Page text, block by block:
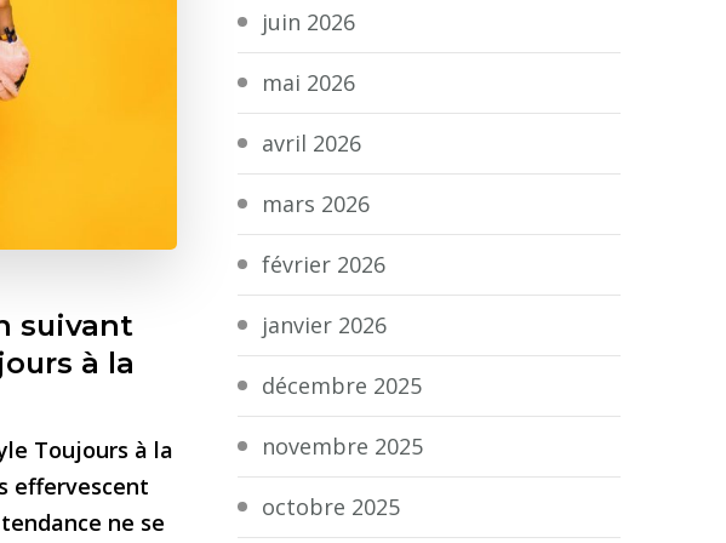
suivant
à la
Toujours à la
effervescent
ne se
juin 2026
mai 2026
avril 2026
mars 2026
février 2026
janvier 2026
décembre 2025
novembre 2025
octobre 2025